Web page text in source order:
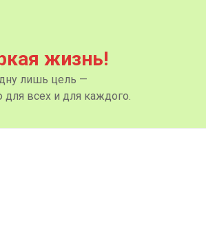
жизнь!
лишь цель —
всех и для каждого.